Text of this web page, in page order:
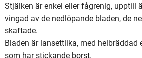
Stjälken är enkel eller fågrenig, upptill
vingad av de nedlöpande bladen, de
skaftade.
Bladen är lansettlika, med helbräddad
som har stickande borst.